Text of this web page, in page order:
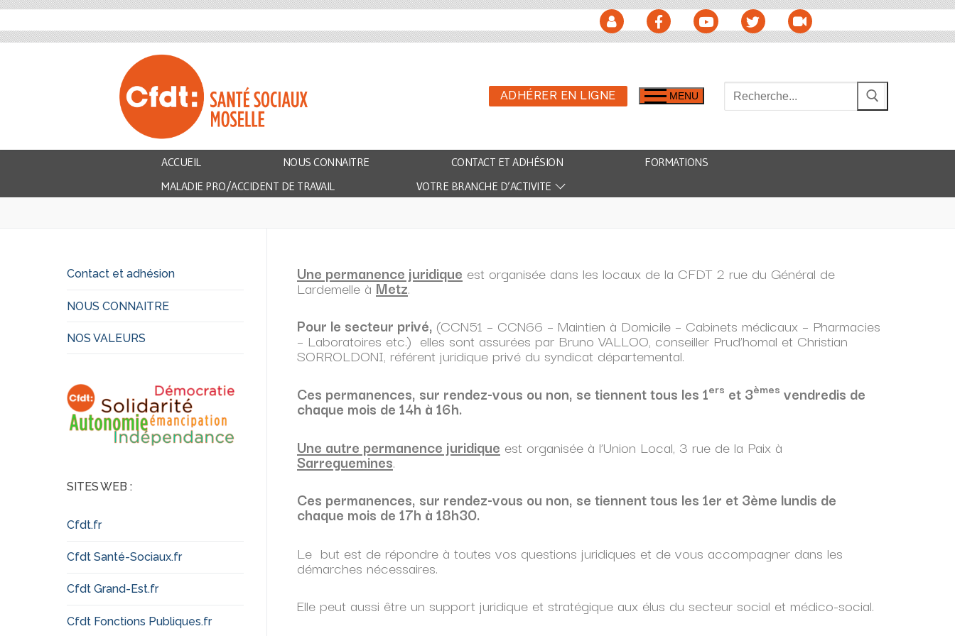
ADHÉRER EN LIGNE MENU
ACCUEIL NOUS CONNAITRE CONTACT ET ADHÉSION
FORMATIONS
MALADIE PRO/ACCIDENT DE TRAVAIL
VOTRE BRANCHE D’ACTIVITE
Une permanence juridique est organisée dans les locaux de la CFDT 2 rue du Général de
Lardemelle àMetz.
Pour le secteur privé, (CCN51 – CCN66 – Maintien à Domicile – Cabinets médicaux – Pharmacies
– Laboratoires etc.) elles sont assurées par Bruno VALLOO, conseiller Prud’homal et Christian
SORROLDONI, référent juridique privé du syndicat départemental.
Ces permanences, sur rendez-vous ou non, se tiennent tous les 1ers et 3èmes vendredis de
chaque mois de 14h à 16h.
Une autre permanence juridique est organisée à l’Union Local, 3 rue de la Paix à
Sarreguemines.
Ces permanences, sur rendez-vous ou non, se tiennent tous les 1er et 3ème lundis de
chaque mois de 17h à 18h30.
Le but est de répondre à toutes vos questions juridiques et de vous accompagner dans les
démarches nécessaires.
Elle peut aussi être un support juridique et stratégique aux élus du secteur social et médico-social.
Contact et adhésion
NOUS CONNAITRE
NOS VALEURS
SITES WEB :
Cfdt.fr
Cfdt Santé-Sociaux.fr
Cfdt Grand-Est.fr
Cfdt Fonctions Publiques.fr